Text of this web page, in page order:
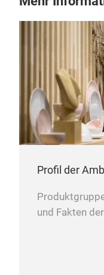
Profil der
und Fakten